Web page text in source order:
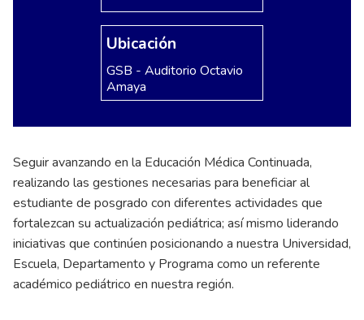
Ubicación
GSB - Auditorio Octavio
Amaya
Seguir avanzando en la Educación Médica Continuada,
realizando las gestiones necesarias para beneficiar al
estudiante de posgrado con diferentes actividades que
fortalezcan su actualización pediátrica; así mismo liderando
iniciativas que continúen posicionando a nuestra Universidad,
Escuela, Departamento y Programa como un referente
académico pediátrico en nuestra región.